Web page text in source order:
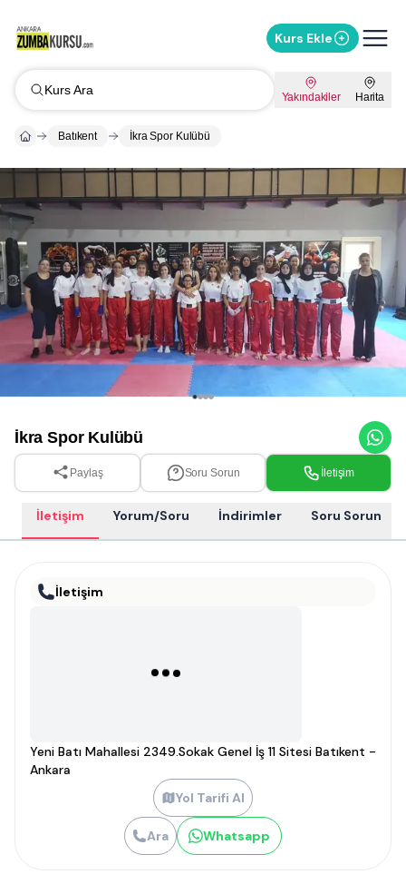
Kurs Ekle
Kurs Ara Yakındakiler Harita
Batıkent İkra Spor Kulübü
Whatsapp ile Mesaj Gönder
%15İndirimi Sor
İkra Spor Kulübü
Paylaş Soru Sorun İletişim
İletişim Yorum/Soru İndirimler Soru Sorun
İletişim
Yeni Batı Mahallesi 2349.Sokak Genel İş 11 Sitesi Batıkent -
Ankara
Yol Tarifi Al
Ara Whatsapp